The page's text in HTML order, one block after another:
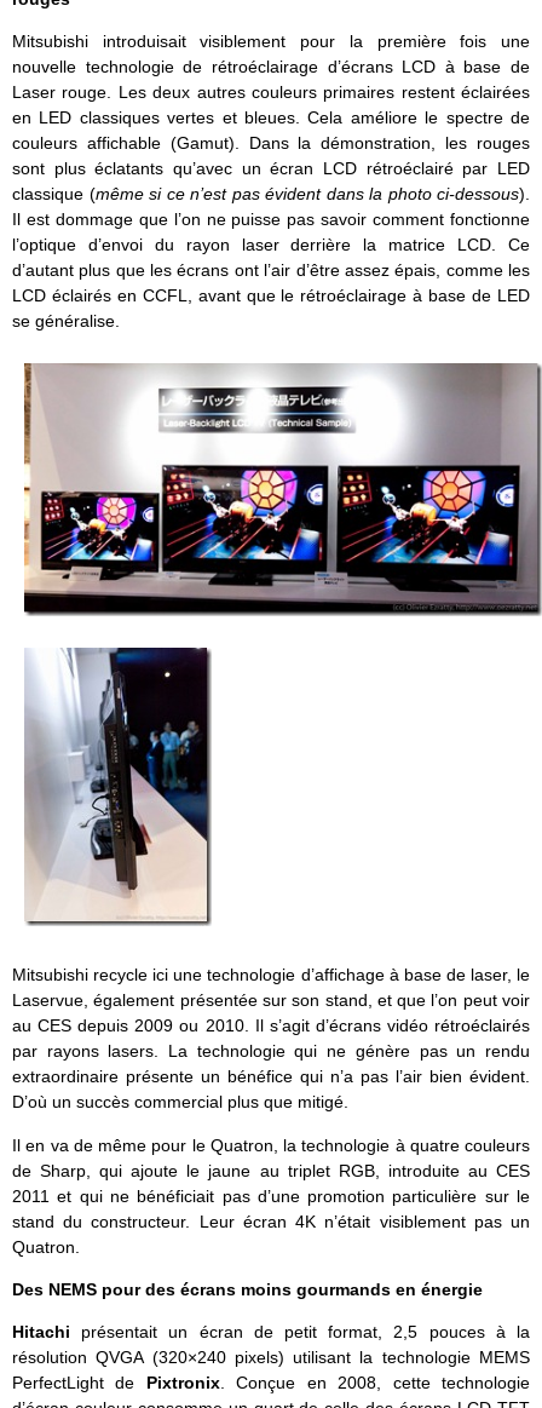
Mitsubishi introduisait visiblement pour la première fois une
nouvelle technologie de rétroéclairage d’écrans LCD à base de
Laser rouge. Les deux autres couleurs primaires restent éclairées
en LED classiques vertes et bleues. Cela améliore le spectre de
couleurs affichable (Gamut). Dans la démonstration, les rouges
sont plus éclatants qu’avec un écran LCD rétroéclairé par LED
classique (même si ce n’est pas évident dans la photo ci-dessous).
Il est dommage que l’on ne puisse pas savoir comment fonctionne
l’optique d’envoi du rayon laser derrière la matrice LCD. Ce
d’autant plus que les écrans ont l’air d’être assez épais, comme les
LCD éclairés en CCFL, avant que le rétroéclairage à base de LED
se généralise.
Mitsubishi recycle ici une technologie d’affichage à base de laser, le
Laservue, également présentée sur son stand, et que l’on peut voir
au CES depuis 2009 ou 2010. Il s’agit d’écrans vidéo rétroéclairés
par rayons lasers. La technologie qui ne génère pas un rendu
extraordinaire présente un bénéfice qui n’a pas l’air bien évident.
D’où un succès commercial plus que mitigé.
Il en va de même pour le Quatron, la technologie à quatre couleurs
de Sharp, qui ajoute le jaune au triplet RGB, introduite au CES
2011 et qui ne bénéficiait pas d’une promotion particulière sur le
stand du constructeur. Leur écran 4K n’était visiblement pas un
Quatron.
Des NEMS pour des écrans moins gourmands en énergie
Hitachi présentait un écran de petit format, 2,5 pouces à la
résolution QVGA (320×240 pixels) utilisant la technologie MEMS
PerfectLight de Pixtronix. Conçue en 2008, cette technologie